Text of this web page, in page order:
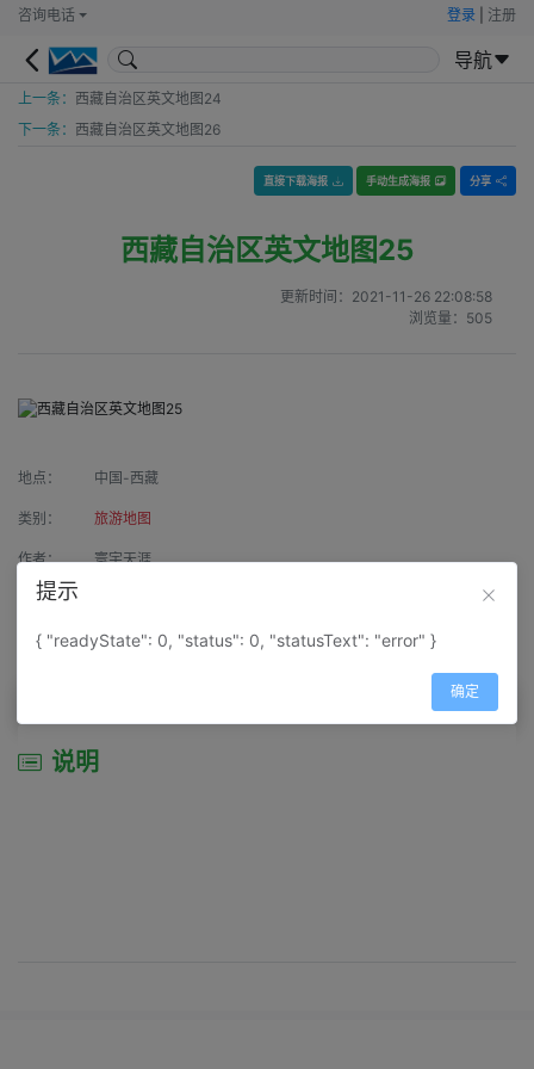
咨询电话 登录 注册
导航
上一条： 西藏自治区英文地图24
下一条： 西藏自治区英文地图26
直接下载海报 手动生成海报 分享
西藏自治区英文地图25
更新时间： 2021-11-26 22:08:58
浏览量： 505
地点： 中国-西藏
类别： 旅游地图
作者： 寰宇天涯
来源：
属性： 地图属性： 地图类型-交通线路图
说明
提示
{ "readyState": 0, "status": 0, "statusText": "error" }
确定